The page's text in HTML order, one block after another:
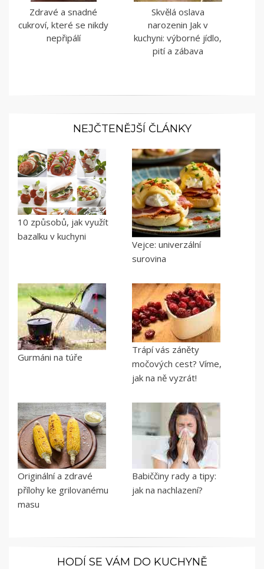
Zdravé a snadné
cukroví, které se nikdy
nepřipálí
Skvělá oslava
narozenin Jak v
kuchyni: výborné jídlo,
pití a zábava
NEJČTENĚJŠÍ ČLÁNKY
10 způsobů, jak využít
bazalku v kuchyni
Vejce: univerzální
surovina
Gurmáni na túře
Trápí vás záněty
močových cest? Víme,
jak na ně vyzrát!
Originální a zdravé
přílohy ke grilovanému
masu
Babiččiny rady a tipy:
jak na nachlazení?
HODÍ SE VÁM DO KUCHYNĚ